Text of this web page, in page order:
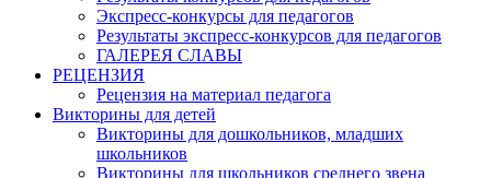
Экспресс-конкурсы для педагогов
Результаты экспресс-конкурсов для педагогов
ГАЛЕРЕЯ СЛАВЫ
РЕЦЕНЗИЯ
Рецензия на материал педагога
Викторины для детей
Викторины для дошкольников, младших
школьников
Викторины для школьников среднего звена
Анонсы конкурсов
Подпишитесь на анонсы сегодня и узнавайте
первыми о самом важном.